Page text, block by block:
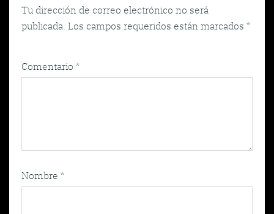
Tu dirección de correo electrónico no será
publicada. Los campos requeridos están marcados *
Comentario *
Nombre *